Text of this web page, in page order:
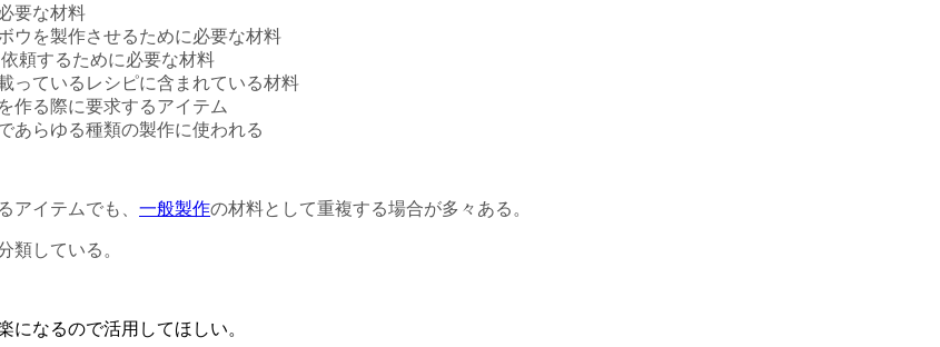
要な材料
ウを製作させるために必要な材料
頼するために必要な材料
っているレシピに含まれている材料
作る際に要求するアイテム
あらゆる種類の製作に使われる
アイテムでも、 一般製作の材料として重複する場合が多々ある。
類している。
になるので活用してほしい。